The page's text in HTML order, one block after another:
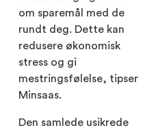
om sparemål med de
rundt deg. Dette kan
redusere økonomisk
stress og gi
mestringsfølelse, tipser
Minsaas.
Den samlede usikrede